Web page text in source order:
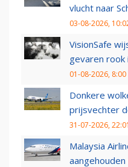
vlucht naar
03-08-2026,
VisionSafe
gevaren rook
01-08-2026, 8:00
Donkere
prijsvechter
31-07-2026, 22:01
Malaysia